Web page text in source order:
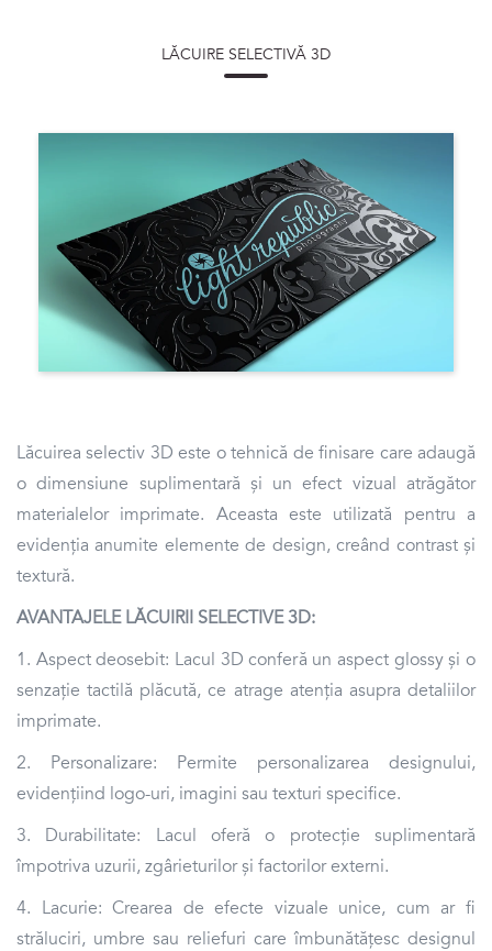
LĂCUIRE SELECTIVĂ 3D
Lăcuirea selectiv 3D este o tehnică de finisare care adaugă
o dimensiune suplimentară și un efect vizual atrăgător
materialelor imprimate. Aceasta este utilizată pentru a
evidenția anumite elemente de design, creând contrast și
textură.
AVANTAJELE LĂCUIRII SELECTIVE 3D:
1. Aspect deosebit: Lacul 3D conferă un aspect glossy și o
senzație tactilă plăcută, ce atrage atenția asupra detaliilor
imprimate.
2. Personalizare: Permite personalizarea designului,
evidențiind logo-uri, imagini sau texturi specifice.
3. Durabilitate: Lacul oferă o protecție suplimentară
împotriva uzurii, zgârieturilor și factorilor externi.
4. Lacurie: Crearea de efecte vizuale unice, cum ar fi
străluciri, umbre sau reliefuri care îmbunătățesc designul